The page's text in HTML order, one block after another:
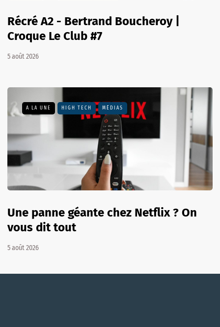
Récré A2 - Bertrand Boucheroy |
Croque Le Club #7
5 août 2026
A LA UNE HIGH TECH MÉDIAS
Une panne géante chez Netflix ? On
vous dit tout
5 août 2026